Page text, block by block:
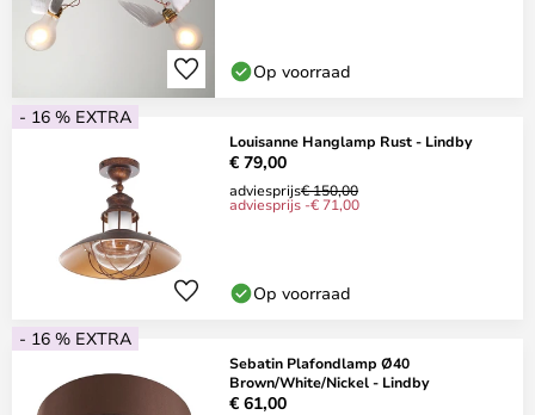
Op voorraad
- 16 % EXTRA
Louisanne Hanglamp Rust - Lindby
€ 79,00
adviesprijs€ 150,00
adviesprijs -€ 71,00
Op voorraad
- 16 % EXTRA
Sebatin Plafondlamp Ø40
Brown/White/Nickel - Lindby
€ 61,00